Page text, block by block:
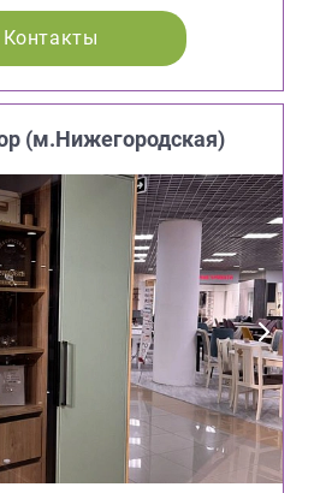
Контакты
(м.Нижегородская)